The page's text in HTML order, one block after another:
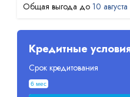
10 августа
Кредитные
Срок кредитования
6 мес